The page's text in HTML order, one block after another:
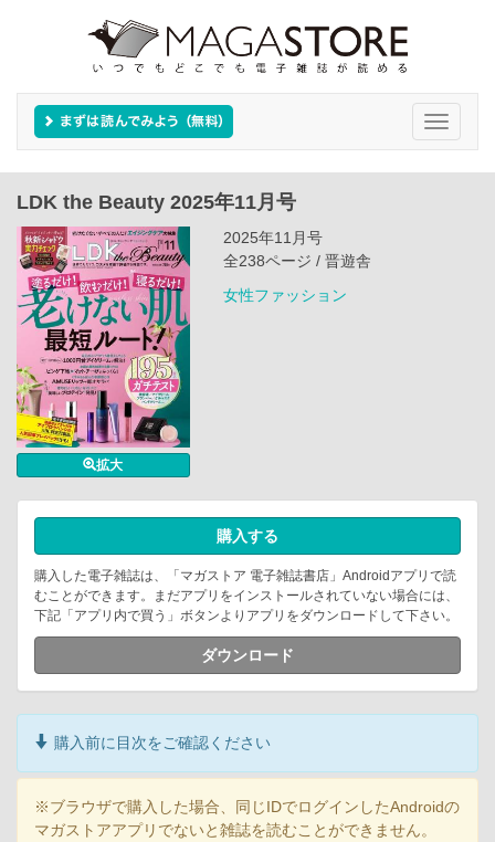
Toggle
LDK the Beauty 2025年11月号
拡大
2025年11月号
全238ページ / 晋遊舎
女性ファッション
購入する
購入した電子雑誌は、「マガストア 電子雑誌書店」Androidアプリで読
むことができます。まだアプリをインストールされていない場合には、
下記「アプリ内で買う」ボタンよりアプリをダウンロードして下さい。
ダウンロード
購入前に目次をご確認ください
※ブラウザで購入した場合、同じIDでログインしたAndroidの
マガストアアプリでないと雑誌を読むことができません。